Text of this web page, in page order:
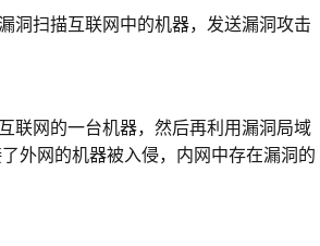
扫描互联网中的机器，发送漏洞攻击
网的一台机器，然后再利用漏洞局域
外网的机器被入侵，内网中存在漏洞的